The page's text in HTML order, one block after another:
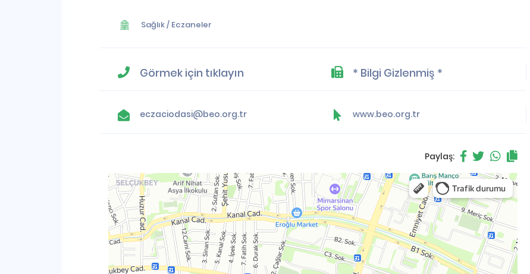
Sağlık/ Eczaneler
Görmek için tıklayın * Bilgi Gizlenmiş *
eczaciodasi@beo.org.tr www.beo.org.tr
Paylaş: